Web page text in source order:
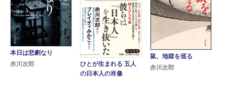
本日は悲劇なり
赤川次郎
ひとが生まれる 五人
の日本人の肖像
鼠、地獄を巡る
赤川次郎